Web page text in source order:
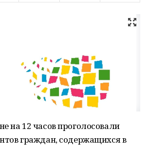
на 12 часов проголосовали
граждан, содержащихся в